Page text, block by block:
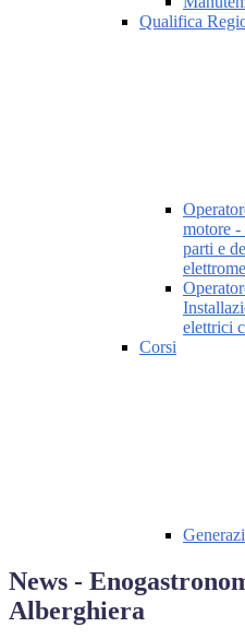
Qualifica
motore -
parti e
elettrici
Corsi
News -
Alberghiera